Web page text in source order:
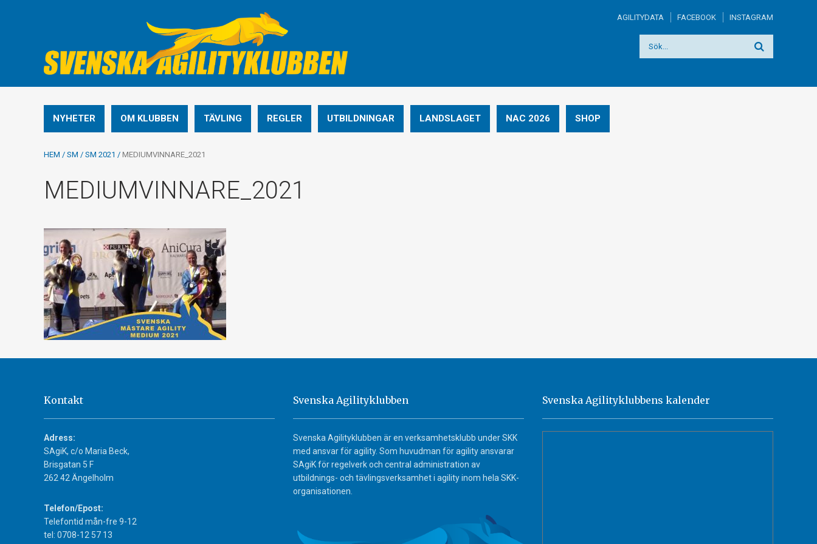
AGILITYDATA FACEBOOK INSTAGRAM
NYHETER OM KLUBBEN TÄVLING REGLER UTBILDNINGAR LANDSLAGET NAC 2026 SHOP
HEM / SM / SM 2021 / MEDIUMVINNARE_2021
MEDIUMVINNARE_2021
Kontakt
Adress:
SAgiK, c/o Maria Beck,
Brisgatan 5 F
262 42 Ängelholm
Telefon/Epost:
Telefontid mån-fre 9-12
tel: 0708-12 57 13
Svenska Agilityklubben
Svenska Agilityklubben är en verksamhetsklubb under SKK
med ansvar för agility. Som huvudman för agility ansvarar
SAgiK för regelverk och central administration av
utbildnings- och tävlingsverksamhet i agility inom hela SKK-
organisationen.
Svenska Agilityklubbens kalender